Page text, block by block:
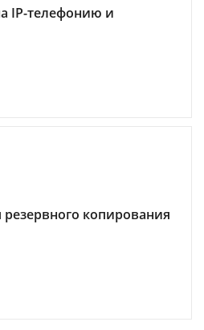
IP-телефонию и
копирования